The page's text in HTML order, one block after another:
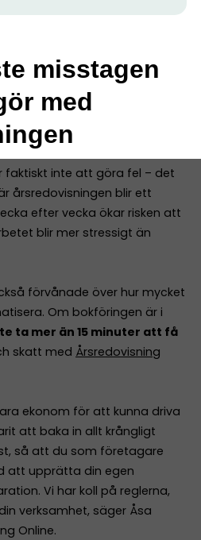
misstagen
med
inte att göra fel – det
årsredovisningen blir ett
efter vecka ökar risken att
blir mer stressigt än
förvånade över hur mycket
Om bokföringen är i
ta mer än 15 minuter att få
skatt med Årsredovisning
ekonom för att kunna driva
att baka in allt krångligt
så att du som företagare
att upprätta din egen
Vi har koll på reglerna,
verksamhet, säger Åsa
Online.